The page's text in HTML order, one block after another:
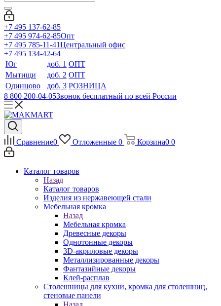
+7 495 137-62-85
+7 495 974-62-85Опт
+7 495 785-11-41Центральный офис
+7 495 134-42-64
Юг
доб. 1 ОПТ
Мытищи
доб. 2 ОПТ
Одинцово
доб. 3 РОЗНИЦА
8 800 200-04-05Звонок бесплатный по всей России
Сравнение0 Отложенные 0 Корзина0 0
Каталог товаров
Назад
Каталог товаров
Изделия из нержавеющей стали
Мебельная кромка
Назад
Мебельная кромка
Древесные декоры
Однотонные декоры
3D-акриловые декоры
Металлизированные декоры
Фантазийные декоры
Клей-расплав
Столешницы для кухни, кромка для столешниц,
стеновые панели
Назад